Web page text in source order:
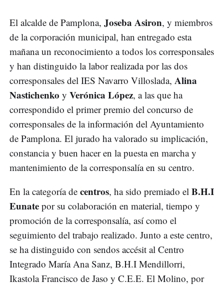
El alcalde de Pamplona, Joseba Asiron, y miembros
de la corporación municipal, han entregado esta
mañana un reconocimiento a todos los corresponsales
y han distinguido la labor realizada por las dos
corresponsales del IES Navarro Villoslada, Alina
Nastichenko y Verónica López, a las que ha
correspondido el primer premio del concurso de
corresponsales de la información del Ayuntamiento
de Pamplona. El jurado ha valorado su implicación,
constancia y buen hacer en la puesta en marcha y
mantenimiento de la corresponsalía en su centro.
En la categoría de centros, ha sido premiado el B.H.I
Eunate por su colaboración en material, tiempo y
promoción de la corresponsalía, así como el
seguimiento del trabajo realizado. Junto a este centro,
se ha distinguido con sendos accésit al Centro
Integrado María Ana Sanz, B.H.I Mendillorri,
Ikastola Francisco de Jaso y C.E.E. El Molino, por